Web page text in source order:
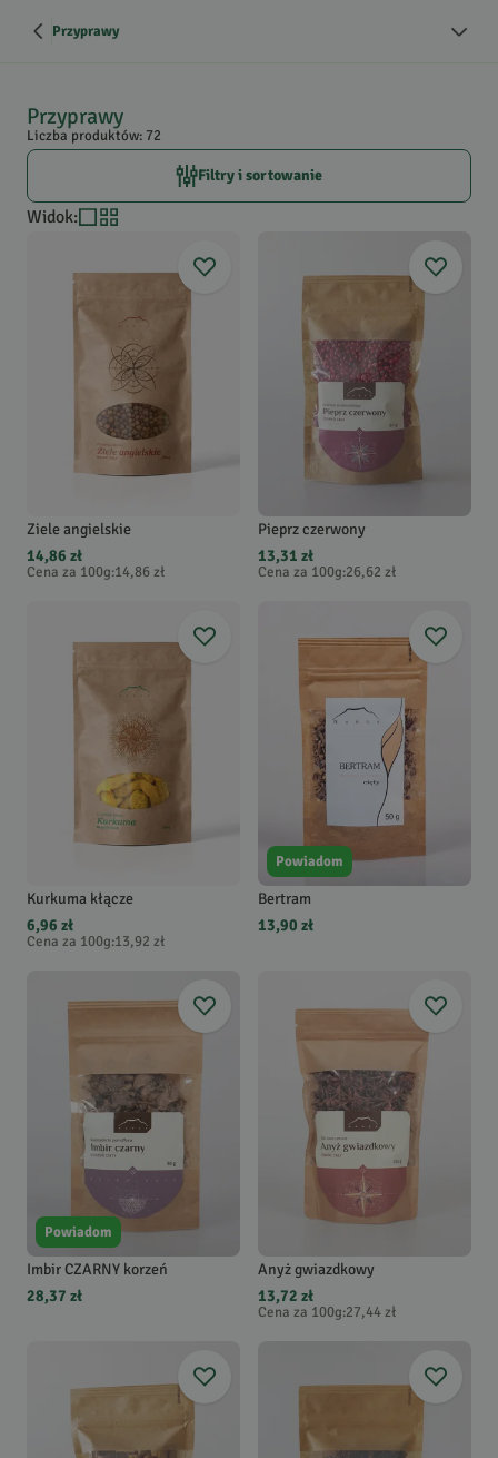
Przyprawy
Przyprawy
Liczba produktów: 72
Filtry i sortowanie
Widok:
Ziele angielskie
14,86 zł
Cena za 100g:14,86 zł
Pieprz czerwony
13,31 zł
Cena za 100g:26,62 zł
Kurkuma kłącze
6,96 zł
Cena za 100g:13,92 zł
Powiadom
Bertram
13,90 zł
Powiadom
Imbir CZARNY korzeń
28,37 zł
Anyż gwiazdkowy
13,72 zł
Cena za 100g:27,44 zł